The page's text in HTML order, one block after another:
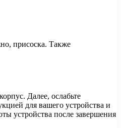
присоска. Также
Далее, ослабьте
для вашего устройства и
устройства после завершения